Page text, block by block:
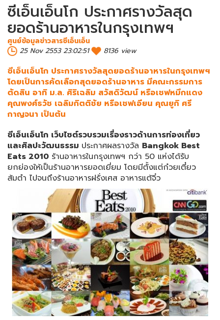
ซีเอ็นเอ็นโก ประกาศรางวัลสุด
ยอดร้านอาหารในกรุงเทพฯ
ศูนย์ข้อมูลข่าวสารซีเอ็นเอ็น
25 Nov 2553 23:02:51
8136 view
ซีเอ็นเอ็นโก ประกาศรางวัลสุดยอดร้านอาหารในกรุงเทพฯ
โดยเป็นการคัดเลือกสุดยอดร้านอาหาร มีคณะกรรมการ
ตัดสิน อาทิ ม.ล. ศิริเฉลิม สวัสดิวัฒน์ หรือเชฟหมึกแดง
คุณพงศ์ธวัช เฉลิมกิตติชัย หรือเชฟเอียน คุณยูกิ ศรี
กาญจนา เป็นต้น
ซีเอ็นเอ็นโก เว็บไซต์รวบรวมเรื่องราวด้านการท่องเที่ยว
และศิลปะวัฒนธรรม ประกาศผลรางวัล Bangkok Best
Eats 2010 ร้านอาหารในกรุงเทพฯ กว่า 50 แห่งได้รับ
ยกย่องให้เป็นร้านอาหารยอดเยี่ยม โดยมีตั้งแต่ก๋วยเตี๋ยว
ส้มตำ ไปจนถึงร้านอาหารฝรั่งเศส อาหารแต้จิ๋ว